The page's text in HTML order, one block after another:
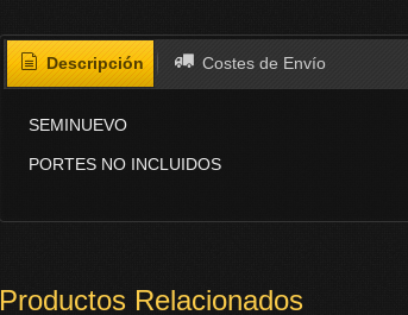
Descripción Costes de Envío
SEMINUEVO
PORTES NO INCLUIDOS
Productos Relacionados